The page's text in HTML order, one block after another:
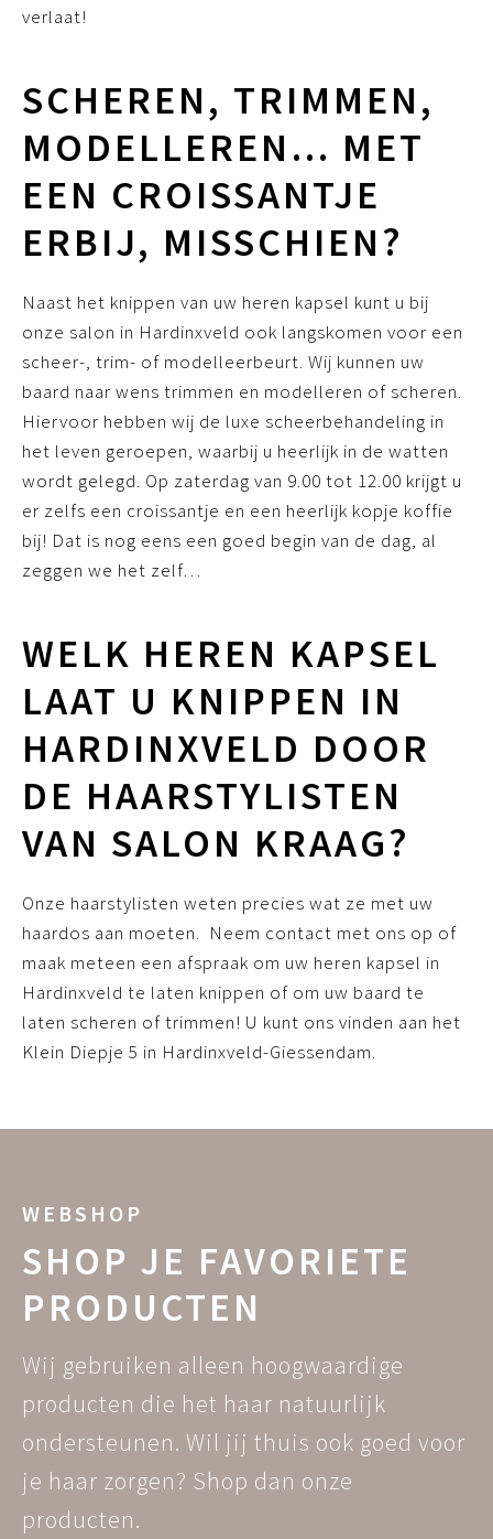
verlaat!
SCHEREN, TRIMMEN,
MODELLEREN… MET
EEN CROISSANTJE
ERBIJ, MISSCHIEN?
Naast het knippen van uw heren kapsel kunt u bij
onze salon in Hardinxveld ook langskomen voor een
scheer-, trim- of modelleerbeurt. Wij kunnen uw
baard naar wens trimmen en modelleren of scheren.
Hiervoor hebben wij de luxe scheerbehandeling in
het leven geroepen, waarbij u heerlijk in de watten
wordt gelegd. Op zaterdag van 9.00 tot 12.00 krijgt u
er zelfs een croissantje en een heerlijk kopje koffie
bij! Dat is nog eens een goed begin van de dag, al
zeggen we het zelf…
WELK HEREN KAPSEL
LAAT U KNIPPEN IN
HARDINXVELD DOOR
DE HAARSTYLISTEN
VAN SALON KRAAG?
Onze haarstylisten weten precies wat ze met uw
haardos aan moeten. Neem contact met ons op of
maak meteen een afspraak om uw heren kapsel in
Hardinxveld te laten knippen of om uw baard te
laten scheren of trimmen! U kunt ons vinden aan het
Klein Diepje 5 in Hardinxveld-Giessendam.
WEBSHOP
SHOP JE FAVORIETE
PRODUCTEN
Wij gebruiken alleen hoogwaardige
producten die het haar natuurlijk
ondersteunen. Wil jij thuis ook goed voor
je haar zorgen? Shop dan onze
producten.